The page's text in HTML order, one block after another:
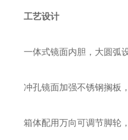
工艺设计
一体式镜面内胆，大圆弧
冲孔镜面加强不锈钢搁板
箱体配用万向可调节脚轮